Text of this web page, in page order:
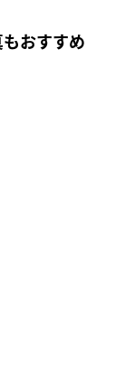
おすすめ